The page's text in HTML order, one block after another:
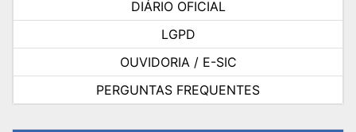
DIÁRIO OFICIAL
LGPD
OUVIDORIA / E-SIC
PERGUNTAS FREQUENTES